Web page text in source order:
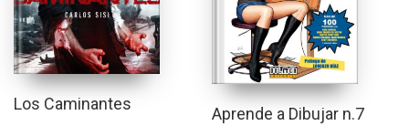
Los Caminantes
Aprende a Dibujar n.7